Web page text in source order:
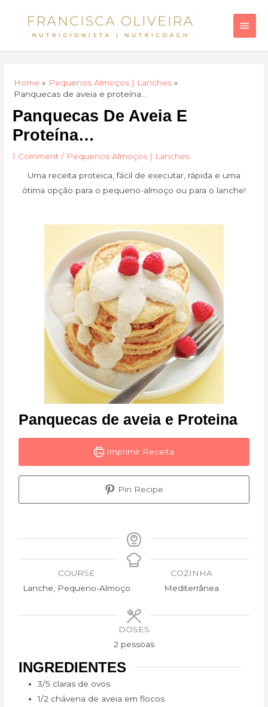
Home
Pequenos Almoços | Lanches
Panquecas de aveia e proteína…
Panquecas De Aveia E
Proteína…
1 Comment / Pequenos Almoços | Lanches
Uma receita proteica, fácil de executar, rápida e uma
ótima opção para o pequeno-almoço ou para o lanche!
Panquecas de aveia e Proteina
Imprimir Receita
Pin Recipe
COURSE
Lanche, Pequeno-Almoço
COZINHA
Mediterrânea
DOSES
2 pessoas
INGREDIENTES
3/5 claras de ovos
1/2 chávena de aveia em flocos